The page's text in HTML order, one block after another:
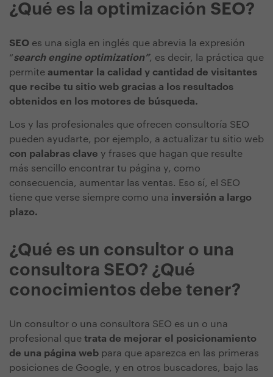
¿Qué es la optimización SEO?
SEO es una sigla en inglés que abrevia la expresión
“search engine optimization”, es decir, la práctica que
permite aumentar la calidad y cantidad de visitantes
que recibe tu sitio web gracias a los resultados
obtenidos en los motores de búsqueda.
Los y las profesionales que ofrecen consultoría SEO
pueden ayudarte, por ejemplo, a actualizar tu sitio web
con palabras clave y frases que hagan que resulte
más sencillo encontrar tu página y, como
consecuencia, aumentar las ventas. Eso sí, el SEO
tiene que verse siempre como una inversión a largo
plazo.
¿Qué es un consultor o una
consultora SEO? ¿Qué
conocimientos debe tener?
Un consultor o una consultora SEO es un o una
profesional que trata de mejorar el posicionamiento
de una página web para que aparezca en las primeras
posiciones de Google, y en otros buscadores, bajo las